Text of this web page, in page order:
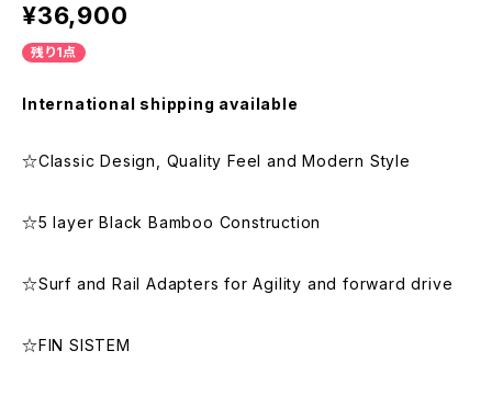
¥36,900
残り1点
International shipping available
☆Classic Design, Quality Feel and Modern Style
☆5 layer Black Bamboo Construction
☆Surf and Rail Adapters for Agility and forward drive
☆FIN SISTEM